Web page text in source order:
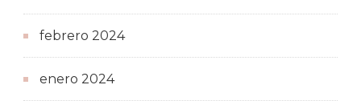
febrero 2024
enero 2024